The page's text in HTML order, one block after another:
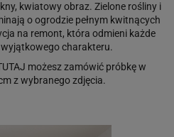
kwiatowy obraz. Zielone rośliny i
o ogrodzie pełnym kwitnących
na remont, która odmieni każde
charakteru.
możesz zamówić próbkę w
z wybranego zdjęcia.